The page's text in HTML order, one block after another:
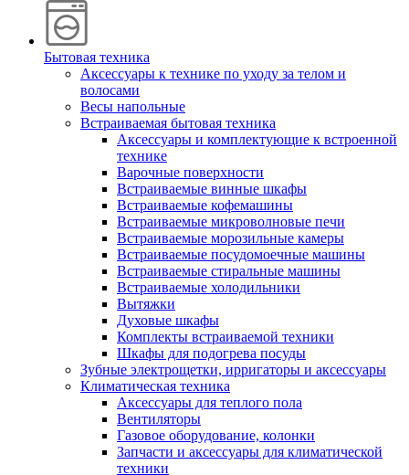
Бытовая техника
Аксессуары к технике по уходу за телом и
волосами
Весы напольные
Встраиваемая бытовая техника
Аксессуары и комплектующие к встроенной
технике
Варочные поверхности
Встраиваемые винные шкафы
Встраиваемые кофемашины
Встраиваемые микроволновые печи
Встраиваемые морозильные камеры
Встраиваемые посудомоечные машины
Встраиваемые стиральные машины
Встраиваемые холодильники
Вытяжки
Духовые шкафы
Комплекты встраиваемой техники
Шкафы для подогрева посуды
Зубные электрощетки, ирригаторы и аксессуары
Климатическая техника
Аксессуары для теплого пола
Вентиляторы
Газовое оборудование, колонки
Запчасти и аксессуары для климатической
техники